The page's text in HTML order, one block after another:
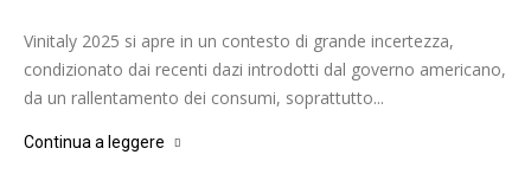
Vinitaly 2025 si apre in un contesto di grande incertezza,
condizionato dai recenti dazi introdotti dal governo americano,
da un rallentamento dei consumi, soprattutto...
Continua a leggere